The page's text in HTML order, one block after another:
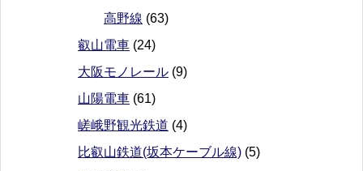
高野線 (63)
叡山電車 (24)
大阪モノレール (9)
山陽電車 (61)
嵯峨野観光鉄道 (4)
比叡山鉄道(坂本ケーブル線) (5)